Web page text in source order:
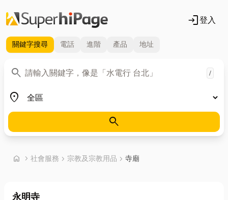
login登入
關鍵字搜尋 電話 進階 產品 地址
search
關鍵字 /
place
地區
search
home chevron_right 首頁
社會服務 chevron_right 宗教及宗教用品 chevron_right 寺廟
永明寺